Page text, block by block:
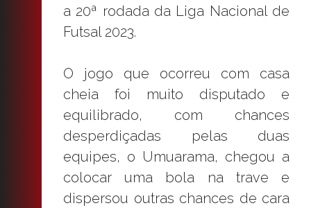
a 20ª rodada da Liga Nacional de
Futsal 2023.
O jogo que ocorreu com casa
cheia foi muito disputado e
equilibrado, com chances
desperdiçadas pelas duas
equipes, o Umuarama, chegou a
colocar uma bola na trave e
dispersou outras chances de cara